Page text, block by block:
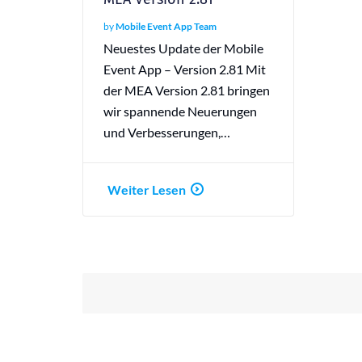
byMobile Event App Team
Neuestes Update der Mobile
Event App – Version 2.81 Mit
der MEA Version 2.81 bringen
wir spannende Neuerungen
und Verbesserungen,…
Weiter Lesen